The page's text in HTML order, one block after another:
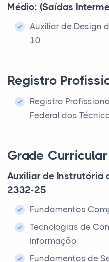
Médio: (Saídas
Auxiliar de Design
10
Registro
Registro
Federal dos
Grade Curricular
Auxiliar de Instrutória
2332-25
Fundamentos
Tecnologias de
Informação
Fundamentos de